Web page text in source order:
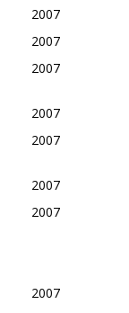
2007
2007
2007
2007
2007
2007
2007
2007